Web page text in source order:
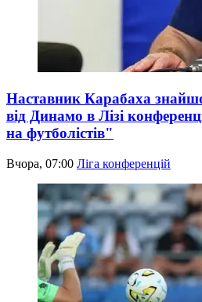
Наставник Карабаха
від Динамо в Лізі
на футболістів"
Вчора, 07:00 Ліга конференцій